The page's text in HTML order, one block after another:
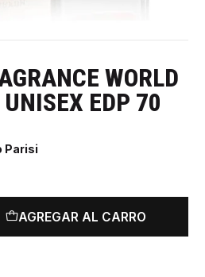
WORLD
EDP 70
Parisi
AGREGAR AL CARRO